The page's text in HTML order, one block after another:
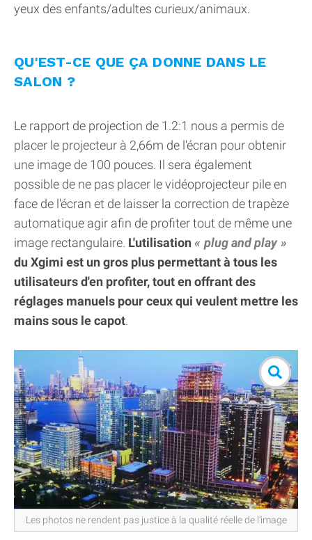
yeux des enfants/adultes curieux/animaux.
QU'EST-CE QUE ÇA DONNE DANS LE
SALON ?
Le rapport de projection de 1.2:1 nous a permis de
placer le projecteur à 2,66m de l'écran pour obtenir
une image de 100 pouces. Il sera également
possible de ne pas placer le vidéoprojecteur pile en
face de l'écran et de laisser la correction de trapèze
automatique agir afin de profiter tout de même une
image rectangulaire. L'utilisation
plug and play
du Xgimi est un gros plus permettant à tous les
utilisateurs d'en profiter, tout en offrant des
réglages manuels pour ceux qui veulent mettre les
mains sous le capot.
Les photos ne rendent pas justice à la qualité réelle de l'image